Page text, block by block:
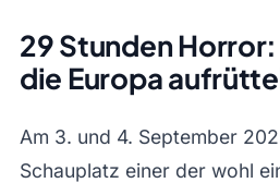
29 Stunden
die Europa
Am 3. und 4. September
Schauplatz einer der wohl